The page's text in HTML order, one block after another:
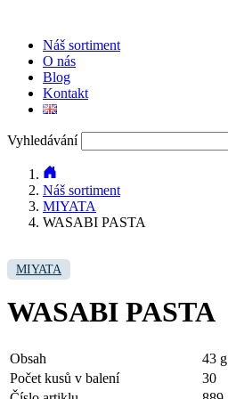
Náš sortiment
O nás
Blog
Kontakt
Vyhledávání
Náš sortiment
MIYATA
WASABI PASTA
MIYATA
WASABI PASTA
Obsah
43 g
Počet kusů v balení
30